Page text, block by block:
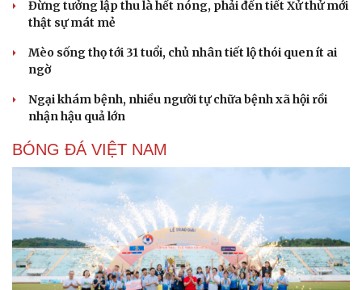
Sức khỏe
Đời sống
Đừng tưởng lập thu là hết nóng, phải đến tiết Xử thử mới
thật sự mát mẻ
Mèo sống thọ tới 31 tuổi, chủ nhân tiết lộ thói quen ít ai
ngờ
Ngại khám bệnh, nhiều người tự chữa bệnh xã hội rồi
nhận hậu quả lớn
BÓNG ĐÁ VIỆT NAM